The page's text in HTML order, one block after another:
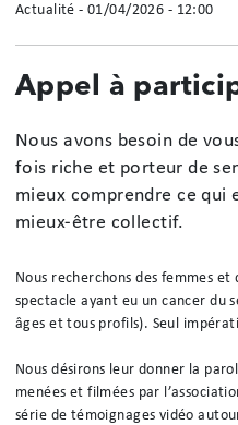
Actualité -01/04/2026 - 12:00
Appel à
Nous avons besoin de
fois riche et porteur de
mieux comprendre ce qui
mieux-être collectif.
Nous recherchons des femmes
spectacle ayant eu un cancer du
âges et tous profils). Seul
Nous désirons leur donner la
menées et filmées par
série de témoignages vidéo